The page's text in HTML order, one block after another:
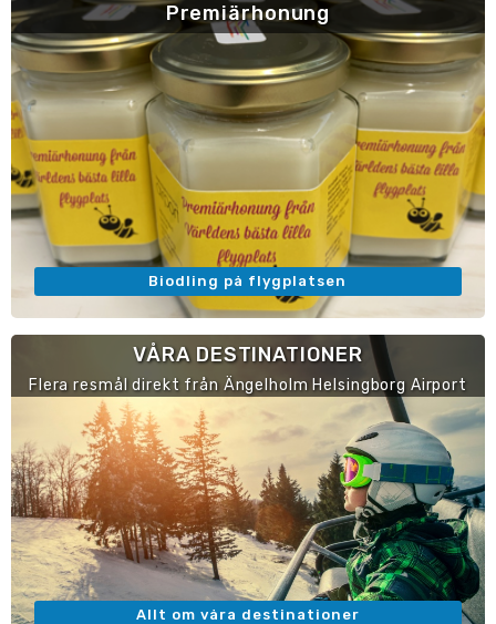
Premiärhonung
Biodling på flygplatsen
VÅRA DESTINATIONER
Flera resmål direkt från Ängelholm Helsingborg Airport
Allt om våra destinationer